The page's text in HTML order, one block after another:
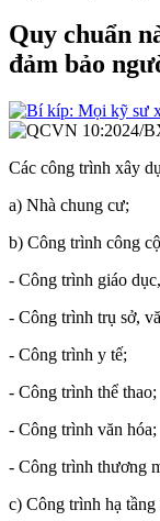
Quy chuẩn
đảm bảo
Các công trình xây
a) Nhà chung cư;
b) Công trình công
- Công trình giáo
- Công trình trụ sở,
- Công trình y tế;
- Công trình thể thao;
- Công trình văn hóa;
- Công trình thương
c) Công trình hạ